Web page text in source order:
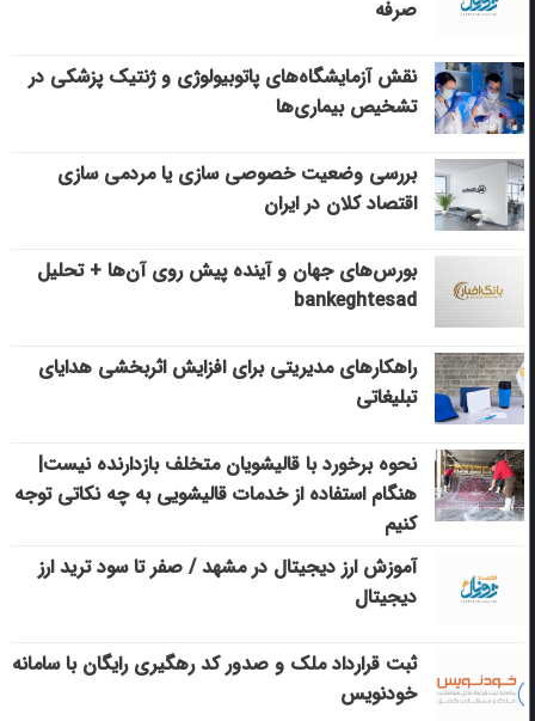
صرفه
نقش آزمایشگاه‌های پاتوبیولوژی و ژنتیک پزشکی در
تشخیص بیماری‌ها
بررسی وضعیت خصوصی سازی یا مردمی سازی
اقتصاد کلان در ایران
بورس‌های جهان و آینده پیش روی آن‌ها + تحلیل
bankeghtesad
راهکارهای مدیریتی برای افزایش اثربخشی هدایای
تبلیغاتی
نحوه برخورد با قالیشویان متخلف بازدارنده نیست|
هنگام استفاده از خدمات قالیشویی به چه نکاتی توجه
کنیم
آموزش ارز دیجیتال در مشهد / صفر تا سود ترید ارز
دیجیتال
ثبت قرارداد ملک و صدور کد رهگیری رایگان با سامانه
خودنویس